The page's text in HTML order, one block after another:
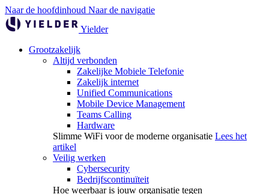
Naar de hoofdinhoud Naar de navigatie
Yielder
Grootzakelijk
Altijd verbonden
Zakelijke Mobiele Telefonie
Zakelijk internet
Unified Communications
Mobile Device Management
Teams Calling
Hardware
Slimme WiFi voor de moderne organisatie Lees het
artikel
Veilig werken
Cybersecurity
Bedrijfscontinuïteit
Hoe weerbaar is jouw organisatie tegen